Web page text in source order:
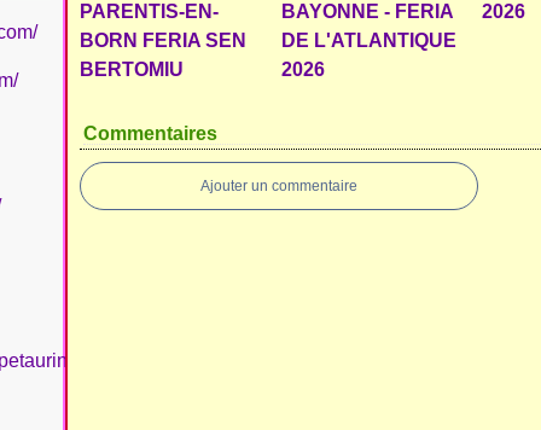
PARENTIS-EN-
BORN FERIA SEN
BERTOMIU
BAYONNE - FERIA
DE L'ATLANTIQUE
2026
2026
Commentaires
Ajouter un commentaire